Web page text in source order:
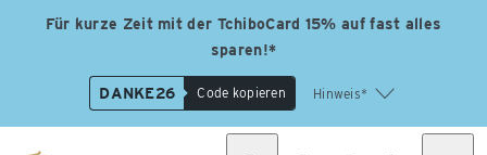
Für kurze Zeit mit der TchiboCard 15% auf fast alles
sparen!*
DANKE26 Code kopieren Hinweis*